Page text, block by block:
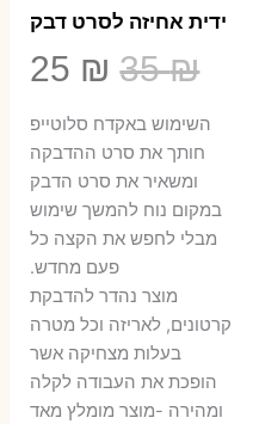
ידית אחיזה לסרט דבק
35₪
המחיר
המקורי
היה:
35 ₪.
25 ₪
₪.
השימוש באקדח סלוטייפ
חותך את סרט ההדבקה
ומשאיר את סרט הדבק
במקום נוח להמשך שימוש
מבלי לחפש את הקצה כל
פעם מחדש.
מוצר נהדר להדבקת
קרטונים, לאריזה וכל מטרה
בעלות מצחיקה אשר
הופכת את העבודה לקלה
ומהירה -מוצר מומלץ מאד